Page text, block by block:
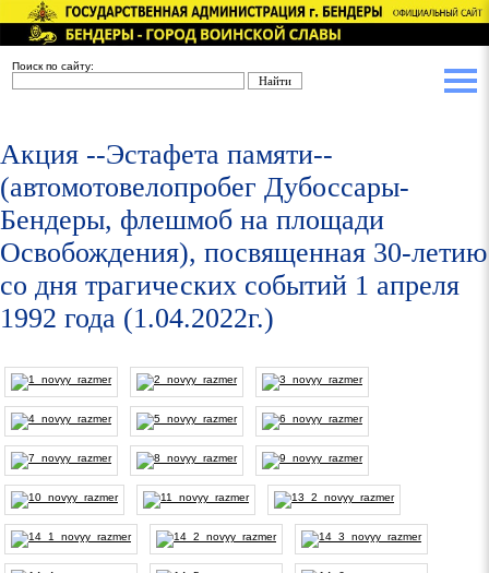
Поиск по сайту:
Акция --Эстафета памяти--
(автомотовелопробег Дубоссары-
Бендеры, флешмоб на площади
Освобождения), посвященная 30-летию
со дня трагических событий 1 апреля
1992 года (1.04.2022г.)